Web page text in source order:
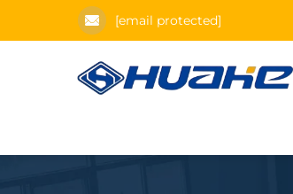
[email protected]